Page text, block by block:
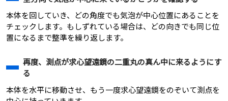
本体を回していき、どの角度でも気泡が中心位置にあることを
チェックします。もしずれている場合は、どの向きでも同じ位
置になるまで整準を繰り返します。
再度、測点が求心望遠鏡の二重丸の真ん中に来るようにす
る
本体を水平に移動させ、もう一度求心望遠鏡をのぞいて測点を